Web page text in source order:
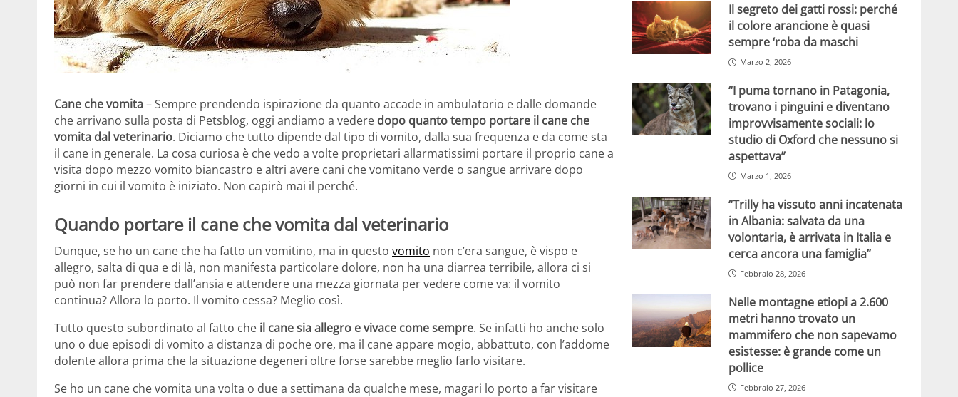
Cane che vomita– Sempre prendendo ispirazione da quanto accade in ambulatorio e dalle domande
che arrivano sulla posta di Petsblog, oggi andiamo a vedere dopo quanto tempo portare il cane che
vomita dal veterinario. Diciamo che tutto dipende dal tipo di vomito, dalla sua frequenza e da come sta
il cane in generale. La cosa curiosa è che vedo a volte proprietari allarmatissimi portare il proprio cane a
visita dopo mezzo vomito biancastro e altri avere cani che vomitano verde o sangue arrivare dopo
giorni in cui il vomito è iniziato. Non capirò mai il perché.
Quando portare il cane che vomita dal veterinario
Dunque, se ho un cane che ha fatto un vomitino, ma in questo vomito non c’era sangue, è vispo e
allegro, salta di qua e di là, non manifesta particolare dolore, non ha una diarrea terribile, allora ci si
può non far prendere dall’ansia e attendere una mezza giornata per vedere come va: il vomito
continua? Allora lo porto. Il vomito cessa? Meglio così.
Tutto questo subordinato al fatto che il cane sia allegro e vivace come sempre. Se infatti ho anche solo
uno o due episodi di vomito a distanza di poche ore, ma il cane appare mogio, abbattuto, con l’addome
dolente allora prima che la situazione degeneri oltre forse sarebbe meglio farlo visitare.
Se ho un cane che vomita una volta o due a settimana da qualche mese, magari lo porto a far visitare
Il segreto dei gatti rossi: perché
il colore arancione è quasi
sempre ‘roba da maschi
Marzo 2, 2026
“I puma tornano in Patagonia,
trovano i pinguini e diventano
improvvisamente sociali: lo
studio di Oxford che nessuno si
aspettava”
Marzo 1, 2026
“Trilly ha vissuto anni incatenata
in Albania: salvata da una
volontaria, è arrivata in Italia e
cerca ancora una famiglia”
Febbraio 28, 2026
Nelle montagne etiopi a 2.600
metri hanno trovato un
mammifero che non sapevamo
esistesse: è grande come un
pollice
Febbraio 27, 2026